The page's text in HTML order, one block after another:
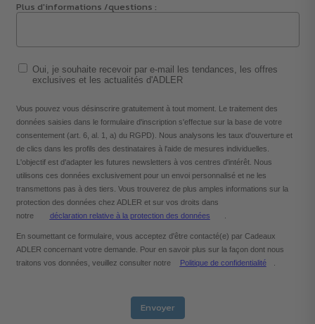
Plus d'informations /questions :
Oui, je souhaite recevoir par e-mail les tendances, les offres
exclusives et les actualités d'ADLER
Vous pouvez vous désinscrire gratuitement à tout moment. Le traitement des
données saisies dans le formulaire d'inscription s'effectue sur la base de votre
consentement (art. 6, al. 1, a) du RGPD). Nous analysons les taux d'ouverture et
de clics dans les profils des destinataires à l'aide de mesures individuelles.
L'objectif est d'adapter les futures newsletters à vos centres d'intérêt. Nous
utilisons ces données exclusivement pour un envoi personnalisé et ne les
transmettons pas à des tiers. Vous trouverez de plus amples informations sur la
protection des données chez ADLER et sur vos droits dans
notre
déclaration relative à la protection des données
En soumettant ce formulaire, vous acceptez d'être contacté(e) par Cadeaux
ADLER concernant votre demande. Pour en savoir plus sur la façon dont nous
traitons vos données, veuillez consulter notre
Politique de confidentialité
Envoyer